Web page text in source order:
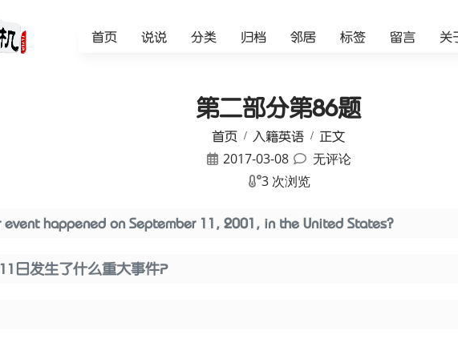
首页 说说 分类 归档 邻居 标签 留言 关
第二部分第86题
首页 入籍英语 正文
2017-03-08
无评论
3 次浏览
happened on September 11, 2001, in the United States?
日发生了什么重大事件？